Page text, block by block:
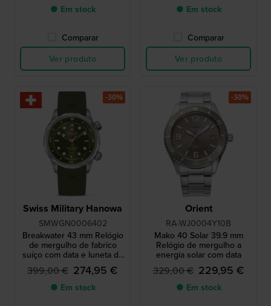
● Em stock
Comparar
Ver produto
● Em stock
Comparar
Ver produto
Swiss Military Hanowa
SMWGN0006402
Breakwater 43 mm Relógio
de mergulho de fabrico
suíço com data e luneta de
mergulho interna
399,00 € 274,95 €
● Em stock
-30%
Orient
RA-WJ0004Y10B
Mako 40 Solar 39.9 mm
Relógio de mergulho a
energia solar com data
329,00 € 229,95 €
● Em stock
-30%